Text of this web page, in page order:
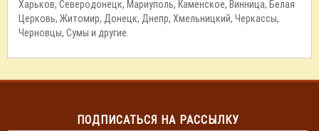
Харьков, Северодонецк, Мариуполь, Каменское, Винница, Белая
Церковь, Житомир, Донецк, Днепр, Хмельницкий, Черкассы,
Черновцы, Сумы и другие.
ПОДПИСАТЬСЯ НА РАССЫЛКУ